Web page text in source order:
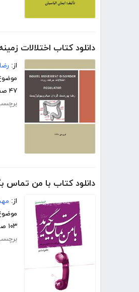
دانلود کتاب اختلالات
از:
۴۷ صفحه
دانلود کتاب با من تماس
از:
۱۰۳ صفحه